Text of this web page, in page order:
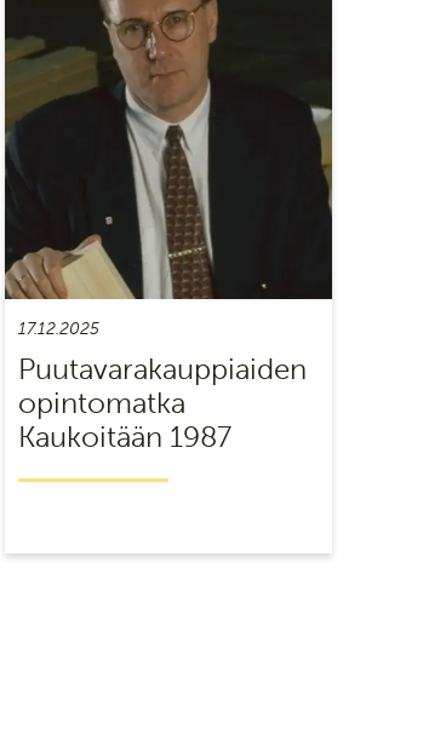
17.12.2025
Puutavarakauppiaiden
opintomatka
Kaukoitään 1987